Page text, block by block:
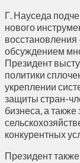
Г. Науседа
нового
обсуждением
Президент
политики
укреплении
защиты стран-
бизнеса, а
конкурентных
Президент